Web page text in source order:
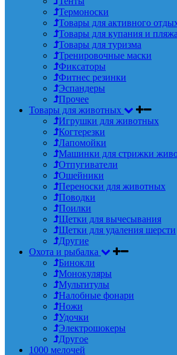
Термоноски
Товары для активного
Товары для купания и пляжа
Товары для туризма
Тренировочные маски
Фиксаторы
Фитнес резинки
Эспандеры
Прочее
Товары для животных
Игрушки для животных
Когтерезки
Лапомойки
Машинки для стрижки
Отпугиватели
Ошейники
Переноски для животных
Поводки
Поилки
Щетки для вычесывания
Щетки для удаления шерсти
Другие
Охота и рыбалка
Бинокли
Монокуляры
Мультитулы
Налобные фонари
Ножи
Удочки
Электрошокеры
Другое
1000 мелочей